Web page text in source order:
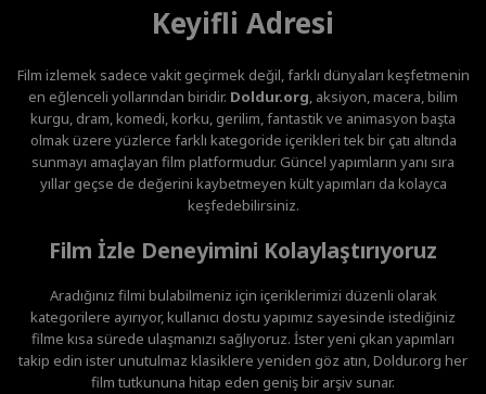
Keyifli Adresi
Film izlemek sadece vakit geçirmek değil, farklı dünyaları keşfetmenin
en eğlenceli yollarından biridir. Doldur.org, aksiyon, macera, bilim
kurgu, dram, komedi, korku, gerilim, fantastik ve animasyon başta
olmak üzere yüzlerce farklı kategoride içerikleri tek bir çatı altında
sunmayı amaçlayan film platformudur. Güncel yapımların yanı sıra
yıllar geçse de değerini kaybetmeyen kült yapımları da kolayca
keşfedebilirsiniz.
Film İzle Deneyimini Kolaylaştırıyoruz
Aradığınız filmi bulabilmeniz için içeriklerimizi düzenli olarak
kategorilere ayırıyor, kullanıcı dostu yapımız sayesinde istediğiniz
filme kısa sürede ulaşmanızı sağlıyoruz. İster yeni çıkan yapımları
takip edin ister unutulmaz klasiklere yeniden göz atın, Doldur.org her
film tutkununa hitap eden geniş bir arşiv sunar.